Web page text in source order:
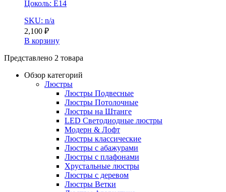
Цоколь: E14
SKU: n/a
2,100 ₽
В корзину
Представлено 2 товара
Обзор категорий
Люстры
Люстры Подвесные
Люстры Потолочные
Люстры на Штанге
LED Светодиодные люстры
Модерн & Лофт
Люстры классические
Люстры с абажурами
Люстры с плафонами
Хрустальные люстры
Люстры с деревом
Люстры Ветки